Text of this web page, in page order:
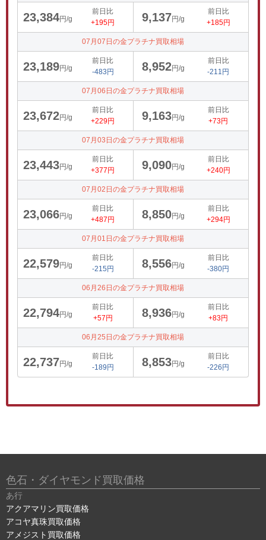
23,384円/g
前日比
+195円
9,137円/g
前日比
+185円
07月07日の金プラチナ買取相場
23,189円/g
前日比
-483円
8,952円/g
前日比
-211円
07月06日の金プラチナ買取相場
23,672円/g
前日比
+229円
9,163円/g
前日比
+73円
07月03日の金プラチナ買取相場
23,443円/g
前日比
+377円
9,090円/g
前日比
+240円
07月02日の金プラチナ買取相場
23,066円/g
前日比
+487円
8,850円/g
前日比
+294円
07月01日の金プラチナ買取相場
22,579円/g
前日比
-215円
8,556円/g
前日比
-380円
06月26日の金プラチナ買取相場
22,794円/g
前日比
+57円
8,936円/g
前日比
+83円
06月25日の金プラチナ買取相場
22,737円/g
前日比
-189円
8,853円/g
前日比
-226円
色石・ダイヤモンド買取価格
あ行
アクアマリン買取価格
アコヤ真珠買取価格
アメジスト買取価格